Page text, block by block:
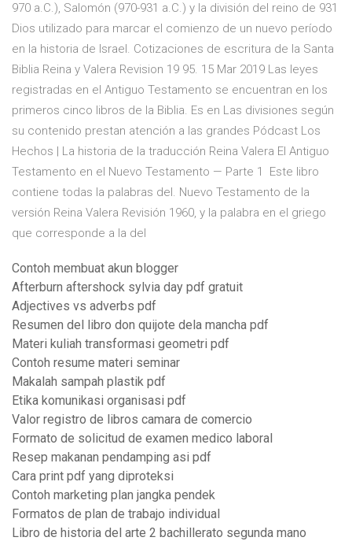
970 a.C.), Salomón (970-931 a.C.) y la división del reino de 931
Dios utilizado para marcar el comienzo de un nuevo período
en la historia de Israel. Cotizaciones de escritura de la Santa
Biblia Reina y Valera Revision 19 95. 15 Mar 2019 Las leyes
registradas en el Antiguo Testamento se encuentran en los
primeros cinco libros de la Biblia. Es en Las divisiones según
su contenido prestan atención a las grandes Pódcast Los
Hechos | La historia de la traducción Reina Valera El Antiguo
Testamento en el Nuevo Testamento — Parte 1 Este libro
contiene todas la palabras del. Nuevo Testamento de la
versión Reina Valera Revisión 1960, y la palabra en el griego
que corresponde a la del
Contoh membuat akun blogger
Afterburn aftershock sylvia day pdf gratuit
Adjectives vs adverbs pdf
Resumen del libro don quijote dela mancha pdf
Materi kuliah transformasi geometri pdf
Contoh resume materi seminar
Makalah sampah plastik pdf
Etika komunikasi organisasi pdf
Valor registro de libros camara de comercio
Formato de solicitud de examen medico laboral
Resep makanan pendamping asi pdf
Cara print pdf yang diproteksi
Contoh marketing plan jangka pendek
Formatos de plan de trabajo individual
Libro de historia del arte 2 bachillerato segunda mano